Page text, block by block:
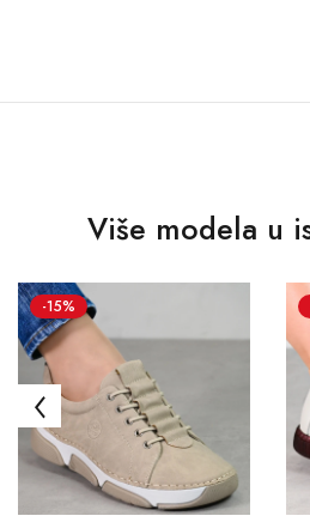
Više modela u
-15%